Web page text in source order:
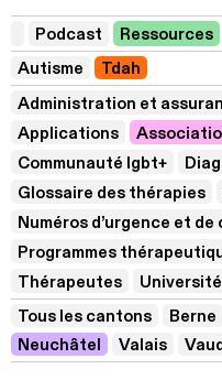
Podcast Ressources
Autisme
Tdah
Administration et
Applications
Communauté lgbt+
Glossaire des thérapies
Numéros d’urgence et de
Programmes
Thérapeutes
Université
Tous les cantons
Berne
Neuchâtel
Valais